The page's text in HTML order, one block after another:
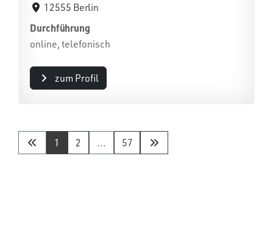
12555 Berlin
Durchführung
online, telefonisch
zum Profil
1 2 ... 57